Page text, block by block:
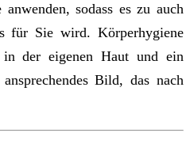
sodass es zu auch
für Sie wird. Körperhygiene
der eigenen Haut und ein
ansprechendes Bild, das nach